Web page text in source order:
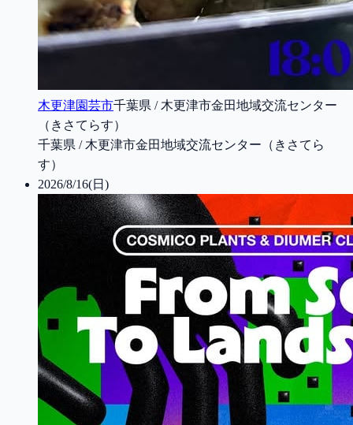
木更津園芸市千葉県 / 木更津市金田地域交流センター
（きさてらす）
千葉県 / 木更津市金田地域交流センター（きさてら
す）
2026/8/16(日)